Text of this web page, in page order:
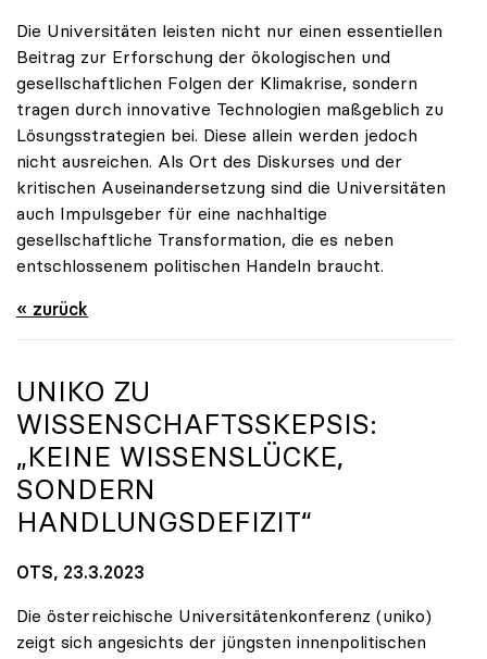
Die Universitäten leisten nicht nur einen essentiellen
Beitrag zur Erforschung der ökologischen und
gesellschaftlichen Folgen der Klimakrise, sondern
tragen durch innovative Technologien maßgeblich zu
Lösungsstrategien bei. Diese allein werden jedoch
nicht ausreichen. Als Ort des Diskurses und der
kritischen Auseinandersetzung sind die Universitäten
auch Impulsgeber für eine nachhaltige
gesellschaftliche Transformation, die es neben
entschlossenem politischen Handeln braucht.
« zurück
UNIKO ZU
WISSENSCHAFTSSKEPSIS:
„KEINE WISSENSLÜCKE,
SONDERN
HANDLUNGSDEFIZIT“
OTS, 23.3.2023
Die österreichische Universitätenkonferenz (uniko)
zeigt sich angesichts der jüngsten innenpolitischen